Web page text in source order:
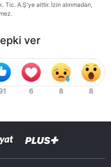
Tic. A.Ş'ye aittir. İzin alınmadan,
ver